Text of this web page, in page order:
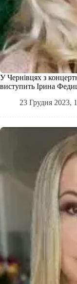
У Чернівцях з
виступить Ірина
23 Грудня 2023,